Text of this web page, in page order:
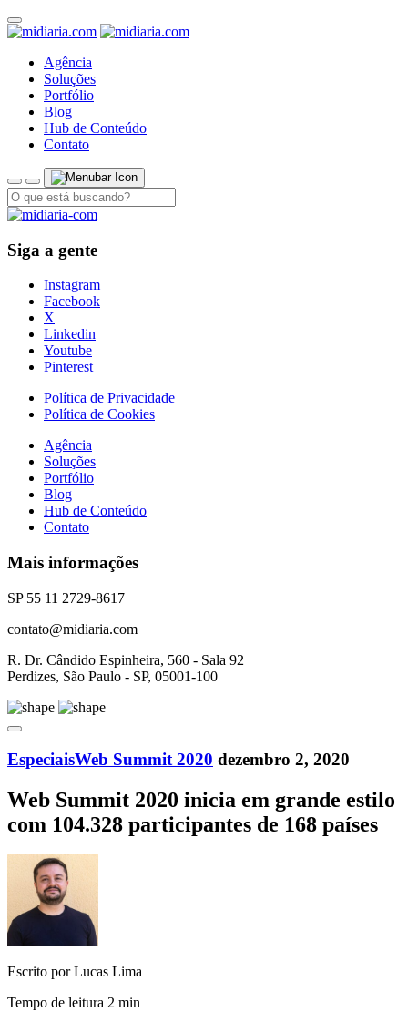
Agência
Soluções
Portfólio
Blog
Hub de Conteúdo
Contato
Siga a gente
Instagram
Facebook
X
Linkedin
Youtube
Pinterest
Política de Privacidade
Política de Cookies
Agência
Soluções
Portfólio
Blog
Hub de Conteúdo
Contato
Mais informações
SP 55 11 2729-8617
contato@midiaria.com
R. Dr. Cândido Espinheira, 560 - Sala 92
Perdizes, São Paulo - SP, 05001-100
EspeciaisWeb Summit 2020 dezembro 2, 2020
Web Summit 2020 inicia em grande estilo
com 104.328 participantes de 168 países
Escrito por Lucas Lima
Tempo de leitura 2 min